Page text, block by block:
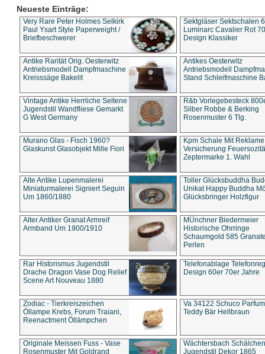
Neueste Einträge:
Very Rare Peter Holmes Selkirk
Paul Ysart Style Paperweight /
Briefbeschwerer
Sektgläser Sektschalen
Luminarc Cavalier Rot
Design Klassiker
Antike Rarität Orig. Oesterwitz
Antriebsmodell Dampfmaschine
Kreisssäge Bakelit
Antikes Oesterwitz
Antriebsmodell
Stand Schleifmaschine
Vintage Antike Herrliche Seltene
Jugendstil Wandfliese Gemarkt
G West Germany
R&b Vorlegebesteck
Silber Robbe & Berking
Rosenmuster 6 Tlg.
Murano Glas - Fisch 1960?
Glaskunst Glasobjekt Mille Fiori
Kpm Schale Mit Reklame
Versicherung
Zeptermarke 1. Wahl
Alte Antike Lupenmalerei
Miniaturmalerei Signiert Seguin
Um 1860/1880
Toller Glücksbuddha
Unikat Happy Buddha
Glücksbringer Holzfigur
Alter Antiker Granat Armreif
Armband Um 1900/1910
MÜnchner Biedermeier
Historische Ohrringe
Schaumgold 585
Perlen
Rar Historismus Jugendstil
Drache Dragon Vase Dog Relief
Scene Art Nouveau 1880
Telefonablage
Design 60er 70er Jahre
Zodiac - Tierkreiszeichen
Öllampe Krebs, Forum Traiani,
Reenactment Öllämpchen
Va 34122 Schuco
Teddy Bär Hellbraun
Originale Meissen Fuss - Vase
Rosenmuster Mit Goldrand
Wächtersbach Schälchen
Jugendstil Dekor 1865